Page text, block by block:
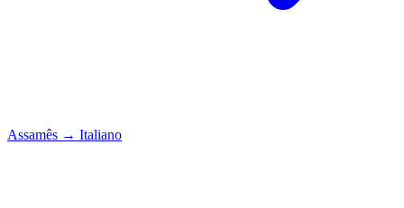
Assamês → Italiano